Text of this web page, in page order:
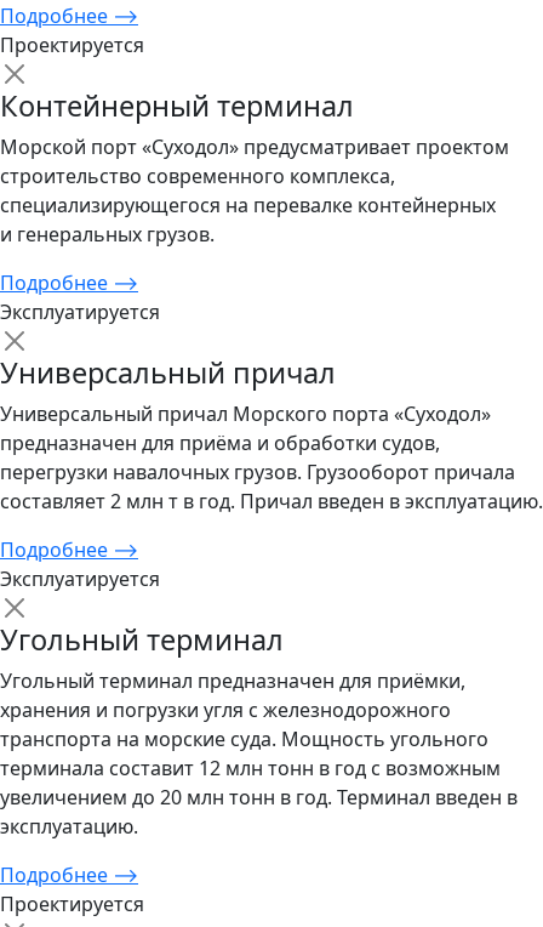
Подробнее ⟶
Проектируется
Контейнерный терминал
Морской порт «Суходол» предусматривает проектом
строительство современного комплекса,
специализирующегося на перевалке контейнерных
и генеральных грузов.
Подробнее ⟶
Эксплуатируется
Универсальный причал
Универсальный причал Морского порта «Суходол»
предназначен для приёма и обработки судов,
перегрузки навалочных грузов. Грузооборот причала
составляет 2 млн т в год. Причал введен в эксплуатацию.
Подробнее ⟶
Эксплуатируется
Угольный терминал
Угольный терминал предназначен для приёмки,
хранения и погрузки угля с железнодорожного
транспорта на морские суда. Мощность угольного
терминала составит 12 млн тонн в год с возможным
увеличением до 20 млн тонн в год. Терминал введен в
эксплуатацию.
Подробнее ⟶
Проектируется